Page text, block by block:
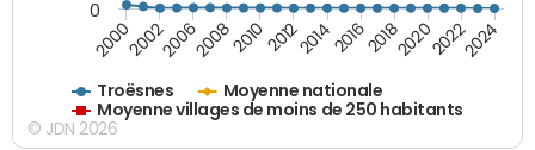
Troësnes
Moyenne nationale
Moyenne villages de moins de 250 habitants
200020022006200820102012201420162018202020222024
0
© JDN 2026